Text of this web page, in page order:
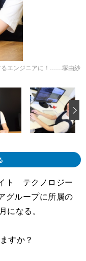
るエンジニアに！……塚由紗
ト テクノロジー
グループに所属の
なる。
すか？